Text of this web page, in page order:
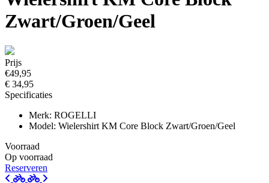
Zwart/Groen/Geel
Prijs
€49,95
€ 34,95
Specificaties
Merk: ROGELLI
Model: Wielershirt KM Core Block Zwart/Groen/Geel
Voorraad
Op voorraad
Reserveren